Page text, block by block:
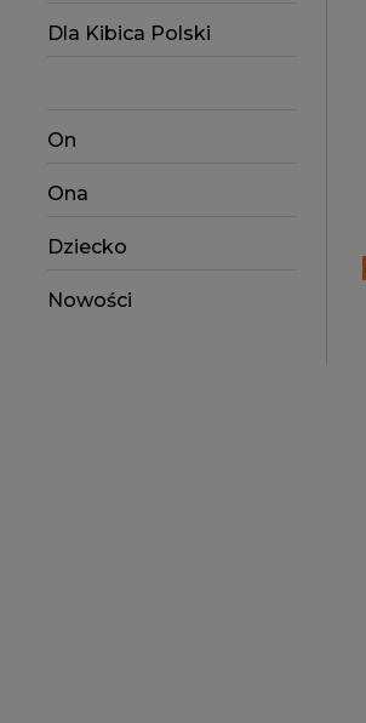
Dla Kibica Polski
On
Ona
Dziecko
Nowości